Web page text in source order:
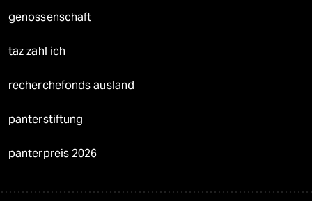
genossenschaft
taz zahl ich
recherchefonds ausland
panterstiftung
panterpreis 2026